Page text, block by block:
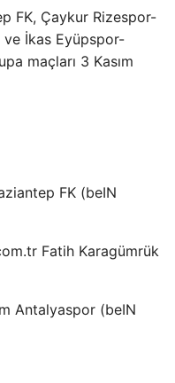
FK, Çaykur Rizespor-
ve İkas Eyüpspor-
maçları 3 Kasım
FK (beIN
Fatih Karagümrük
Antalyaspor (beIN